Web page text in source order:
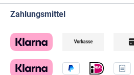
Zahlungsmittel